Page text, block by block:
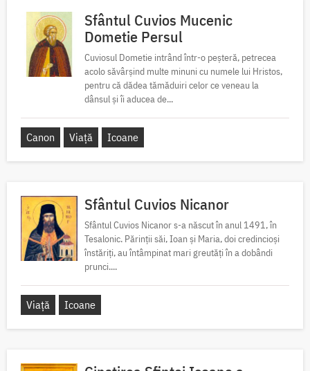
Sfântul Cuvios Mucenic
Dometie Persul
Cuviosul Dometie intrând într-o peșteră, petrecea
acolo săvârșind multe minuni cu numele lui Hristos,
pentru că dădea tămăduiri celor ce veneau la
dânsul și îi aducea de...
Canon Viață Icoane
Sfântul Cuvios Nicanor
Sfântul Cuvios Nicanor s-a născut în anul 1491, în
Tesalonic. Părinții săi, Ioan și Maria, doi credincioși
înstăriți, au întâmpinat mari greutăți în a dobândi
prunci....
Viață Icoane